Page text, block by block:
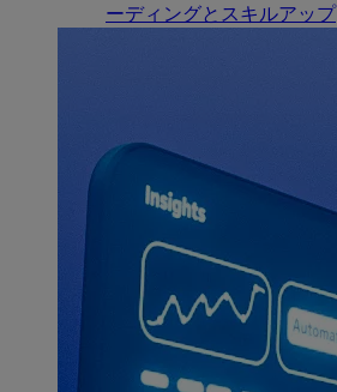
ーディングとスキルアップ